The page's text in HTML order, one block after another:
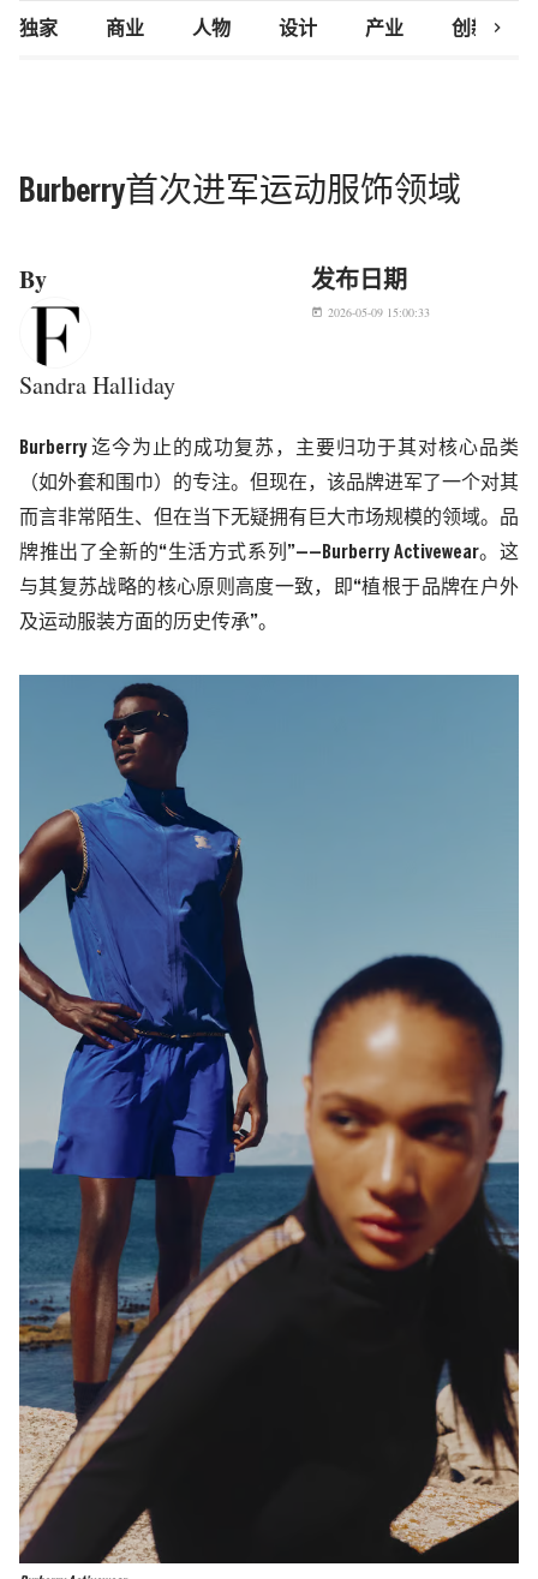
独家 商业 人物 设计 产业 创新研究
chevron_right
Burberry首次进军运动服饰领域
By
Sandra Halliday
发布日期
today 2026-05-09 15:00:33
Burberry 迄今为止的成功复苏，主要归功于其对核心品类
（如外套和围巾）的专注。但现在，该品牌进军了一个对其
而言非常陌生、但在当下无疑拥有巨大市场规模的领域。品
牌推出了全新的“生活方式系列”—— Burberry Activewear。这
与其复苏战略的核心原则高度一致，即“植根于品牌在户外
及运动服装方面的历史传承”。